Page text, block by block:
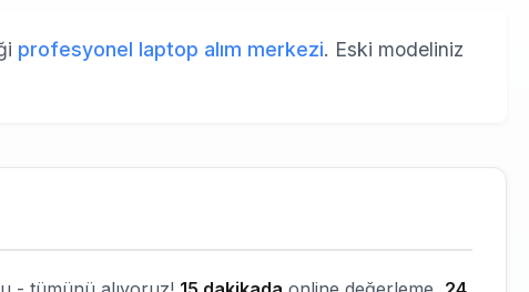
profesyonel laptop alım merkezi. Eski modeliniz